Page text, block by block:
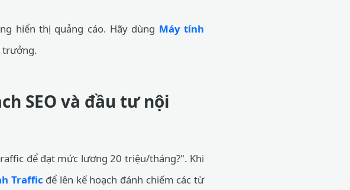
hiển thị quảng cáo. Hãy dùng Máy tính
trưởng.
SEO và đầu tư nội
để đạt mức lương 20 triệu/tháng?". Khi
Traffic để lên kế hoạch đánh chiếm các từ